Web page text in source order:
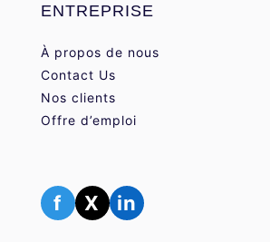
ENTREPRISE
À propos de nous
Contact Us
Nos clients
Offre d’emploi
f X in